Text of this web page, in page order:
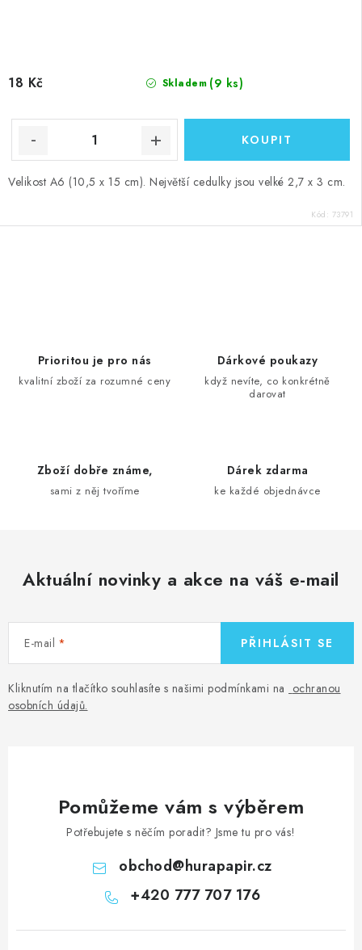
Skladem (9 ks)
18 Kč
Velikost A6 (10,5 x 15 cm). Největší cedulky jsou velké 2,7 x 3 cm.
Kód: 73791
s
Prioritou je pro nás
kvalitní zboží za rozumné ceny
Dárkové poukazy
když nevíte, co konkrétně
darovat
Zboží dobře známe,
sami z něj tvoříme
Dárek zdarma
ke každé objednávce
Aktuální novinky a akce na váš e-mail
E-mail
Kliknutím na tlačítko souhlasíte s našimi podmínkami na ochranou
osobních údajů.
PŘIHLÁSIT SE
Pomůžeme vám s výběrem
Potřebujete s něčím poradit? Jsme tu pro vás!
obchod@hurapapir.cz
+420 777 707 176